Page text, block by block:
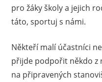
pro žáky školy a jejich
táto, sportuj s námi.
Někteří malí účastníci
přijde podpořit někdo z
na připravených